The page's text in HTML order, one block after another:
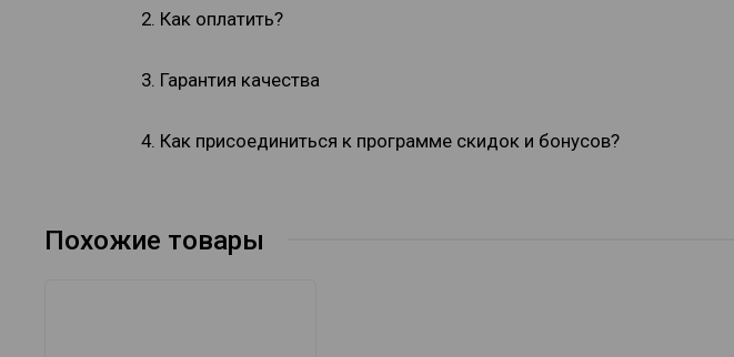
2. Как оплатить?
3. Гарантия качества
4. Как присоединиться к программе скидок и бонусов?
Похожие товары